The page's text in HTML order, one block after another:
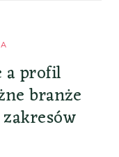
a profil
branże